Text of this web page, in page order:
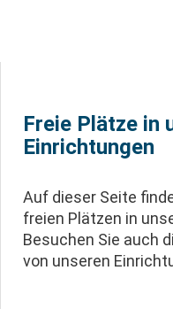
Freie Plätze in
Einrichtungen
Auf dieser Seite
freien Plätzen in
Besuchen Sie auch
von unseren